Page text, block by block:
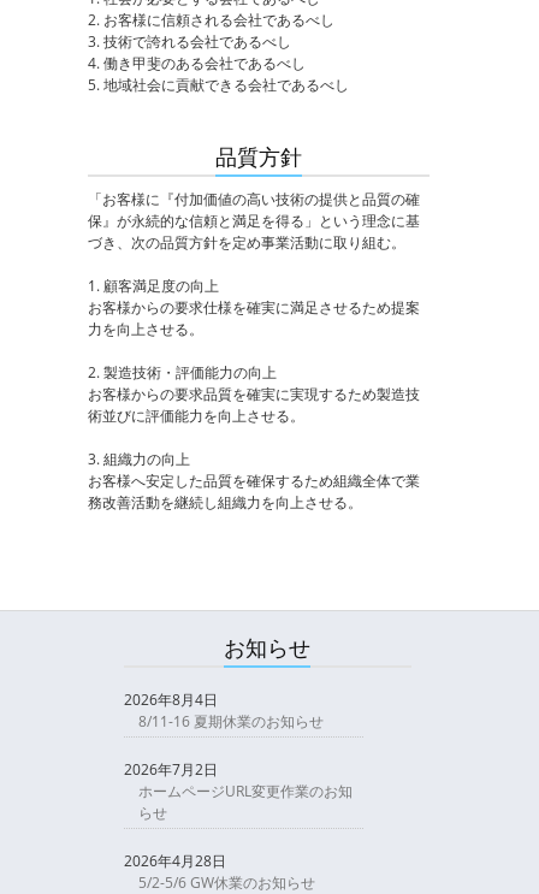
2. お客様に信頼される会社であるべし
3. 技術で誇れる会社であるべし
4. 働き甲斐のある会社であるべし
5. 地域社会に貢献できる会社であるべし
品質方針
「お客様に『付加価値の高い技術の提供と品質の確
保』が永続的な信頼と満足を得る」という理念に基
づき、次の品質方針を定め事業活動に取り組む。
1. 顧客満足度の向上
お客様からの要求仕様を確実に満足させるため提案
力を向上させる。
2. 製造技術・評価能力の向上
お客様からの要求品質を確実に実現するため製造技
術並びに評価能力を向上させる。
3. 組織力の向上
お客様へ安定した品質を確保するため組織全体で業
務改善活動を継続し組織力を向上させる。
お知らせ
2026年8月4日
8/11-16 夏期休業のお知らせ
2026年7月2日
ホームページURL変更作業のお知
らせ
2026年4月28日
5/2-5/6 GW休業のお知らせ